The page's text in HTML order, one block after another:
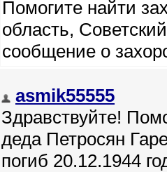
Помогите найти
область,
сообщение о
asmik55555
Здравствуйте!
деда Петросян
погиб 20.12.1944